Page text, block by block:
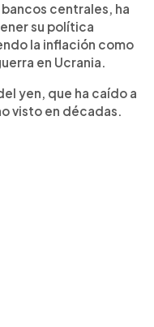
centrales, ha
su política
la inflación como
en Ucrania.
yen, que ha caído a
visto en décadas.